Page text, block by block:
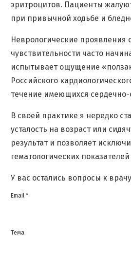
эритроцитов. Пациенты
при привычной ходьбе и
Неврологические
чувствительности часто
испытывает ощущение
Российского
течение имеющихся сердечно-
В своей практике я нередко
усталость на возраст или
результат и позволяет
гематологических
У вас остались вопросы к
Email *
Тема